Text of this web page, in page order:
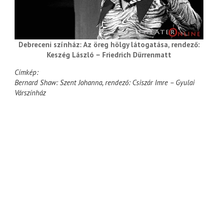
Debreceni színház: Az öreg hölgy látogatása, rendező:
Keszég László – Friedrich Dürrenmatt
Címkép:
Bernard Shaw: Szent Johanna, rendező: Csiszár Imre – Gyulai
Várszínház